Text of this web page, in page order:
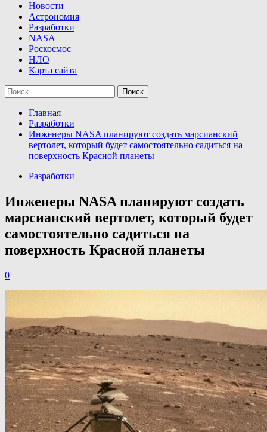
Новости
Астрономия
Разработки
NASA
Роскосмос
НЛО
Карта сайта
Найти:
Главная
Разработки
Инженеры NASA планируют создать марсианский
вертолет, который будет самостоятельно садиться на
поверхность Красной планеты
Разработки
Инженеры NASA планируют создать
марсианский вертолет, который будет
самостоятельно садиться на
поверхность Красной планеты
0